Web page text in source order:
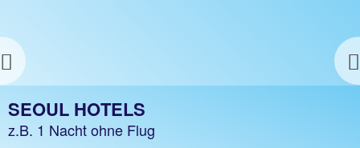
Previous
SEOUL URLAUB
z.B. 1 Woche Hotel inkl. Flug
SEOUL HOTELS
z.B. 1 Nacht ohne Flug